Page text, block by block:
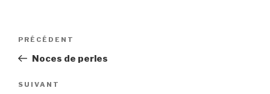
Navigation
l’article
Article
précédent
PRÉCÉDENT
Noces de perles
Article
SUIVANT